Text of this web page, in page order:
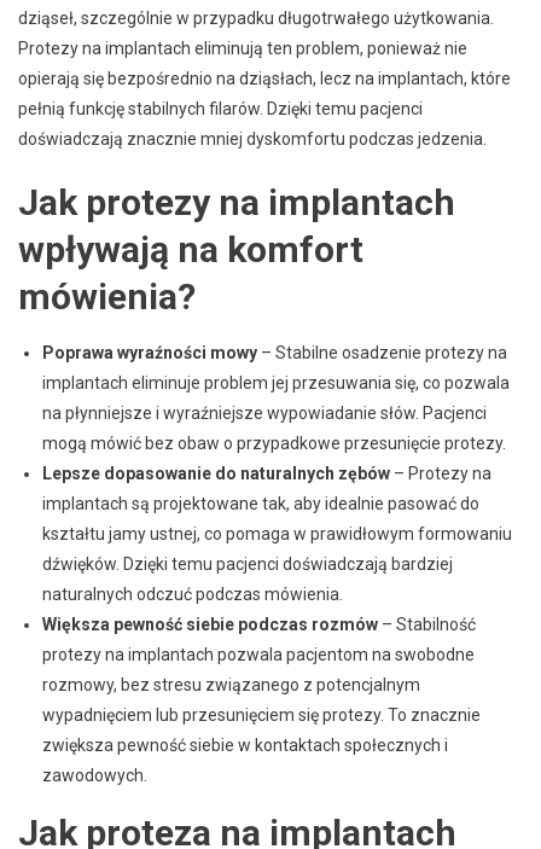
dziąseł, szczególnie w przypadku długotrwałego użytkowania.
Protezy na implantach eliminują ten problem, ponieważ nie
opierają się bezpośrednio na dziąsłach, lecz na implantach, które
pełnią funkcję stabilnych filarów. Dzięki temu pacjenci
doświadczają znacznie mniej dyskomfortu podczas jedzenia.
Jak protezy na implantach
wpływają na komfort
mówienia?
Poprawa wyraźności mowy – Stabilne osadzenie protezy na
implantach eliminuje problem jej przesuwania się, co pozwala
na płynniejsze i wyraźniejsze wypowiadanie słów. Pacjenci
mogą mówić bez obaw o przypadkowe przesunięcie protezy.
Lepsze dopasowanie do naturalnych zębów – Protezy na
implantach są projektowane tak, aby idealnie pasować do
kształtu jamy ustnej, co pomaga w prawidłowym formowaniu
dźwięków. Dzięki temu pacjenci doświadczają bardziej
naturalnych odczuć podczas mówienia.
Większa pewność siebie podczas rozmów – Stabilność
protezy na implantach pozwala pacjentom na swobodne
rozmowy, bez stresu związanego z potencjalnym
wypadnięciem lub przesunięciem się protezy. To znacznie
zwiększa pewność siebie w kontaktach społecznych i
zawodowych.
Jak proteza na implantach